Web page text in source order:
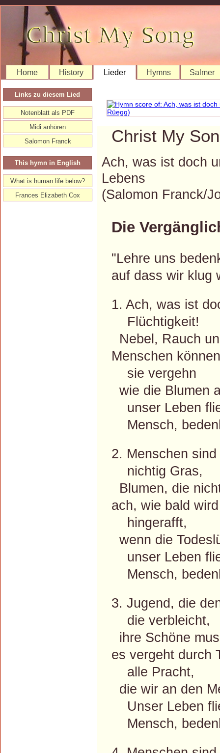
Home History Lieder Hymns Salmer
Christ My
Ach, was ist doch
Lebens
(Salomon Franck/
Die
"Lehre uns
auf dass wir klug
1. Ach, was ist
Flüchtigkeit!
Nebel, Rauch
Menschen
sie vergehn
wie die Blumen
unser Leben
Mensch,
2. Menschen
nichtig Gras,
Blumen, die
ach, wie bald
hingerafft,
wenn die
unser Leben
Mensch,
3. Jugend, die
die verbleicht,
ihre Schöne
es vergeht durch
alle Pracht,
die wir an den
Unser Leben
Mensch,
Links zu diesem Lied
Notenblatt als PDF
Midi anhören
Salomon Franck
This hymn in English
What is human life below?
Frances Elizabeth Cox